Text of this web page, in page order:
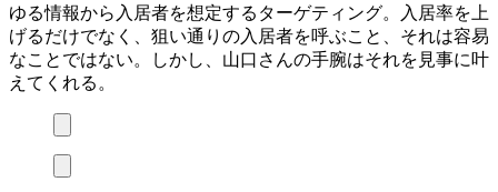
ゆる情報から入居者を想定するターゲティング。入居率を上
げるだけでなく、狙い通りの入居者を呼ぶこと、それは容易
なことではない。しかし、山口さんの手腕はそれを見事に叶
えてくれる。